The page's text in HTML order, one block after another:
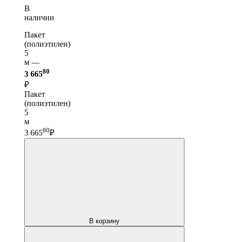
В
наличии
Пакет
(полиэтилен)
5
м —
3 66580
₽
Пакет
(полиэтилен)
5
м
3 66580₽
В корзину